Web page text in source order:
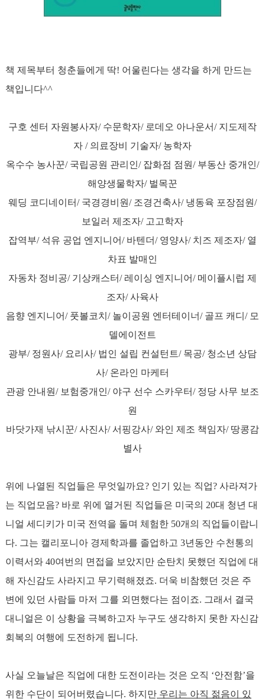
책 제목부터 청춘들에게 딱! 어울린다는 생각을 하게 만드는
책입니다^^
구호 센터 자원봉사자/ 수문학자/ 로데오 아나운서/ 지도제작
자 / 의료장비 기술자/ 농학자
옥수수 농사꾼/ 국립공원 관리인/ 잡화점 점원/ 부동산 중개인/
해양생물학자/ 벌목꾼
웨딩 코디네이터/ 국경경비원/ 조경건축사/ 냉동육 포장점원/
보일러 제조자/ 고고학자
잡역부/ 석유 공업 엔지니어/ 바텐더/ 영양사/ 치즈 제조자/ 열
차표 발매인
자동차 정비공/ 기상캐스터/ 레이싱 엔지니어/ 메이플시럽 제
조자/ 사육사
음향 엔지니어/ 풋볼코치/ 놀이공원 엔터테이너/ 골프 캐디/ 모
델에이전트
광부/ 정원사/ 요리사/ 법인 설립 컨설턴트/ 목공/ 청소년 상담
사/ 온라인 마케터
관광 안내원/ 보험중개인/ 야구 선수 스카우터/ 정당 사무 보조
원
바닷가재 낚시꾼/ 사진사/ 서핑강사/ 와인 제조 책임자/ 땅콩감
별사
위에 나열된 직업들은 무엇일까요? 인기 있는 직업? 사라져가
는 직업모음? 바로 위에 열거된 직업들은 미국의 20대 청년 대
니얼 세디키가 미국 전역을 돌며 체험한 50개의 직업들이랍니
다. 그는 캘리포니아 경제학과를 졸업하고 3년동안 수천통의
이력서와 40여번의 면접을 보았지만 순탄치 못했던 직업에 대
해 자신감도 사라지고 무기력해졌죠. 더욱 비참했던 것은 주
변에 있던 사람들 마저 그를 외면했다는 점이죠. 그래서 결국
대니얼은 이 상황을 극복하고자 누구도 생각하지 못한 자신감
회복의 여행에 도전하게 됩니다.
사실 오늘날은 직업에 대한 도전이라는 것은 오직 ‘안전함’을
위한 수단이 되어버렸습니다. 하지만 우리는 아직 젊음이 있